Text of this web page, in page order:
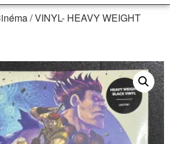
/ VINYL- HEAVY WEIGHT